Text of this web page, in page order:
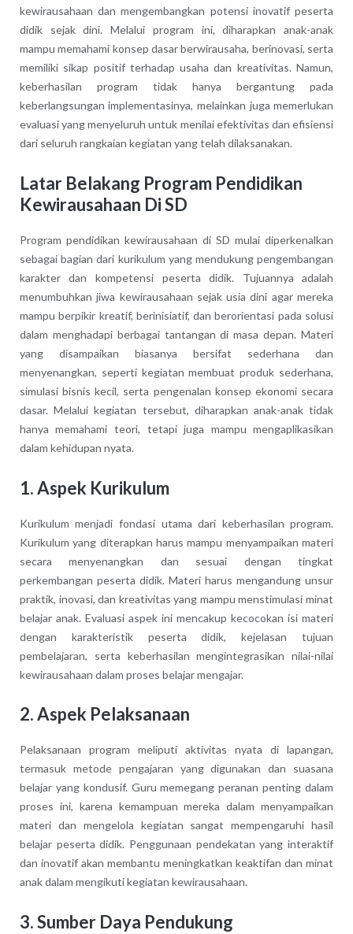
kewirausahaan dan mengembangkan potensi inovatif peserta
didik sejak dini. Melalui program ini, diharapkan anak-anak
mampu memahami konsep dasar berwirausaha, berinovasi, serta
memiliki sikap positif terhadap usaha dan kreativitas. Namun,
keberhasilan program tidak hanya bergantung pada
keberlangsungan implementasinya, melainkan juga memerlukan
evaluasi yang menyeluruh untuk menilai efektivitas dan efisiensi
dari seluruh rangkaian kegiatan yang telah dilaksanakan.
Latar Belakang Program Pendidikan
Kewirausahaan Di SD
Program pendidikan kewirausahaan di SD mulai diperkenalkan
sebagai bagian dari kurikulum yang mendukung pengembangan
karakter dan kompetensi peserta didik. Tujuannya adalah
menumbuhkan jiwa kewirausahaan sejak usia dini agar mereka
mampu berpikir kreatif, berinisiatif, dan berorientasi pada solusi
dalam menghadapi berbagai tantangan di masa depan. Materi
yang disampaikan biasanya bersifat sederhana dan
menyenangkan, seperti kegiatan membuat produk sederhana,
simulasi bisnis kecil, serta pengenalan konsep ekonomi secara
dasar. Melalui kegiatan tersebut, diharapkan anak-anak tidak
hanya memahami teori, tetapi juga mampu mengaplikasikan
dalam kehidupan nyata.
1. Aspek Kurikulum
Kurikulum menjadi fondasi utama dari keberhasilan program.
Kurikulum yang diterapkan harus mampu menyampaikan materi
secara menyenangkan dan sesuai dengan tingkat
perkembangan peserta didik. Materi harus mengandung unsur
praktik, inovasi, dan kreativitas yang mampu menstimulasi minat
belajar anak. Evaluasi aspek ini mencakup kecocokan isi materi
dengan karakteristik peserta didik, kejelasan tujuan
pembelajaran, serta keberhasilan mengintegrasikan nilai-nilai
kewirausahaan dalam proses belajar mengajar.
2. Aspek Pelaksanaan
Pelaksanaan program meliputi aktivitas nyata di lapangan,
termasuk metode pengajaran yang digunakan dan suasana
belajar yang kondusif. Guru memegang peranan penting dalam
proses ini, karena kemampuan mereka dalam menyampaikan
materi dan mengelola kegiatan sangat mempengaruhi hasil
belajar peserta didik. Penggunaan pendekatan yang interaktif
dan inovatif akan membantu meningkatkan keaktifan dan minat
anak dalam mengikuti kegiatan kewirausahaan.
3. Sumber Daya Pendukung